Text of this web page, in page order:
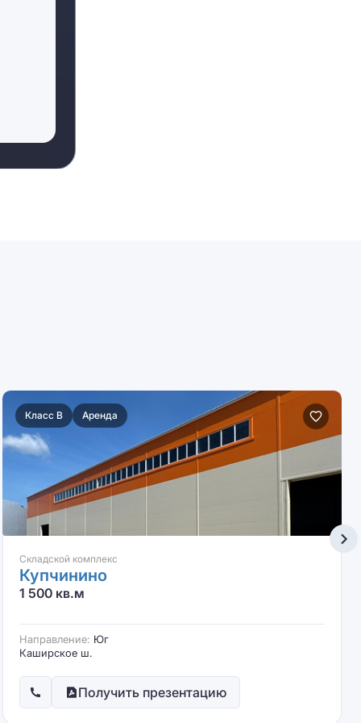
Класс B Аренда
Складской комплекс
Купчинино
1 500 кв.м
Направление: Юг
Каширское ш.
Получить презентацию